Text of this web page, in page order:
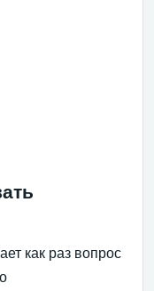
как раз вопрос